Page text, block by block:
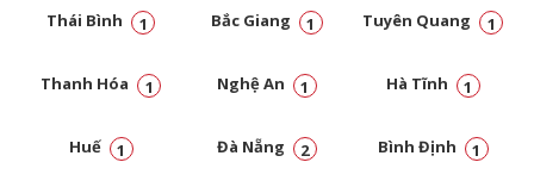
Thái Bình 1 Bắc Giang 1 Tuyên Quang 1
Thanh Hóa 1 Nghệ An 1 Hà Tĩnh 1
Huế 1 Đà Nẵng 2 Bình Định 1